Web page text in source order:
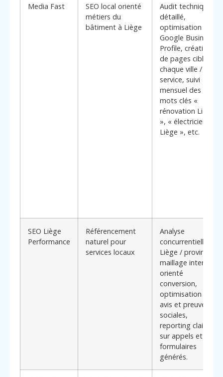
Media Fast
SEO local orienté
métiers du
bâtiment à Liège
Audit technique
détaillé,
optimisation
Google Business
Profile, création
de pages ciblant
chaque ville /
service, suivi
mensuel des
mots clés «
rénovation Liège
», « électricien
Liège », etc.
SEO Liège
Performance
Référencement
naturel pour
services locaux
Analyse
concurrentielle
Liège / province,
maillage interne
orienté
conversion,
optimisation des
avis et preuves
sociales,
reporting clair
sur appels et
formulaires
générés.